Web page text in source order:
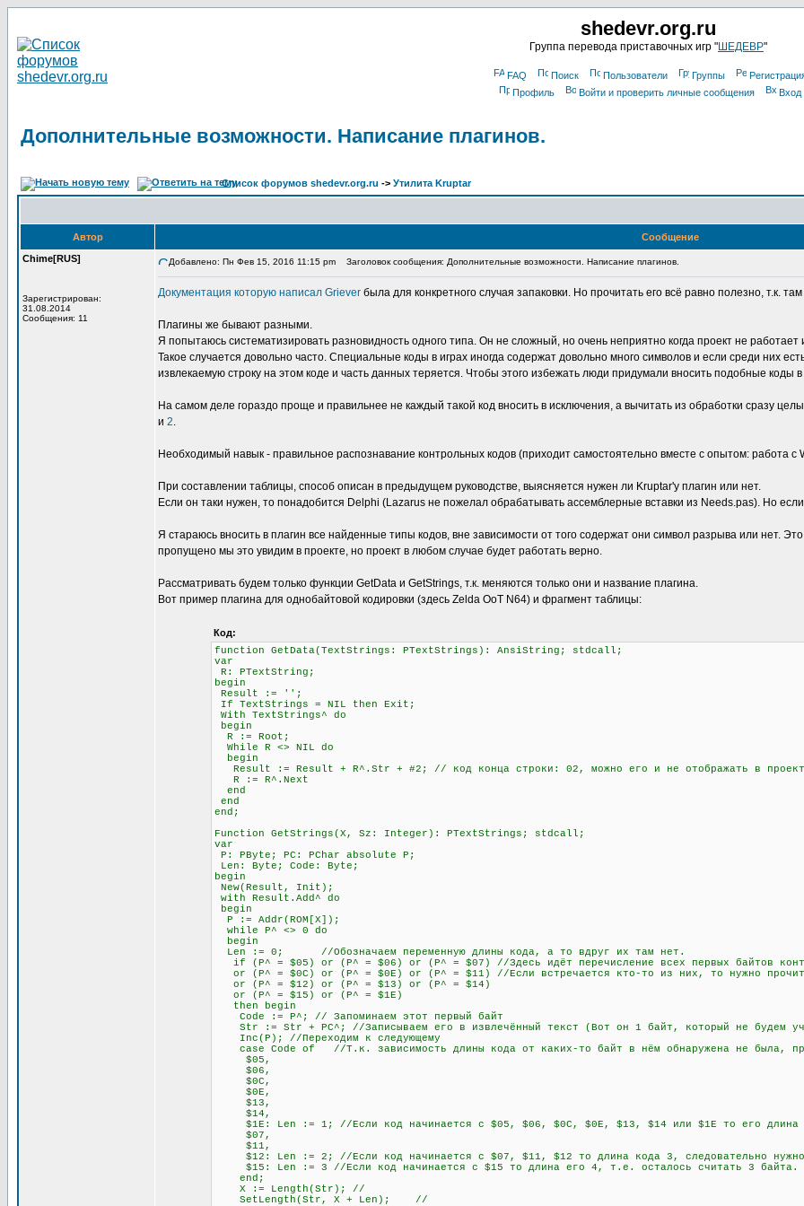
shedevr.org.ru
Группа перевода приставочных игр "ШЕДЕВР"
FAQ Поиск Пользователи Группы
Профиль
Войти и проверить личные сообщения Вход
Дополнительные возможности. Написание плагинов.
Список форумов shedevr.org.ru -> Утилита Kruptar
Автор
Сообщение
Chime[RUS]
Зарегистрирован:
31.08.2014
Сообщения: 11
Добавлено: Пн Фев 15, 2016 11:15 pm Заголовок сообщения: Дополнительные возможности. Написание плагинов.
Документация которую написал Griever была для конкретного случая запаковки. Но прочитать его всё равно полезно, т.к.
Плагины же бывают разными.
Я попытаюсь систематизировать разновидность одного типа. Он не сложный, но очень неприятно когда проект не
Такое случается довольно часто. Специальные коды в играх иногда содержат довольно много символов и если среди них
извлекаемую строку на этом коде и часть данных теряется. Чтобы этого избежать люди придумали вносить подобные коды
На самом деле гораздо проще и правильнее не каждый такой код вносить в исключения, а вычитать из обработки сразу
и 2.
Необходимый навык - правильное распознавание контрольных кодов (приходит самостоятельно вместе с опытом: работа
При составлении таблицы, способ описан в предыдущем руководстве, выясняется нужен ли Kruptar'у плагин или нет.
Если он таки нужен, то понадобится Delphi (Lazarus не пожелал обрабатывать ассемблерные вставки из Needs.pas). Но
Я стараюсь вносить в плагин все найденные типы кодов, вне зависимости от того содержат они символ разрыва или нет.
пропущено мы это увидим в проекте, но проект в любом случае будет работать верно.
Рассматривать будем только функции GetData и GetStrings, т.к. меняются только они и название плагина.
Вот пример плагина для однобайтовой кодировки (здесь Zelda OoT N64) и фрагмент таблицы:
Код:
function GetData(TextStrings: PTextStrings): AnsiString; stdcall;
var
R: PTextString;
begin
Result := '';
If TextStrings = NIL then Exit;
With TextStrings^ do
begin
R := Root;
While R <> NIL do
begin
Result := Result + R^.Str + #2; // код конца строки: 02, можно его и не отображать в
R := R^.Next
end
end
end;
Function GetStrings(X, Sz: Integer): PTextStrings; stdcall;
var
P: PByte; PC: PChar absolute P;
Len: Byte; Code: Byte;
begin
New(Result, Init);
with Result.Add^ do
begin
P := Addr(ROM[X]);
while P^ <> 0 do
begin
Len := 0; //Обозначаем переменную длины кода, а то вдруг их там нет.
if (P^ = $05) or (P^ = $06) or (P^ = $07) //Здесь идёт перечисление всех первых байтов
or (P^ = $0C) or (P^ = $0E) or (P^ = $11) //Если встречается кто-то из них, то нужно
or (P^ = $12) or (P^ = $13) or (P^ = $14)
or (P^ = $15) or (P^ = $1E)
then begin
Code := P^; // Запоминаем этот первый байт
Str := Str + PC^; //Записываем его в извлечённый текст (Вот он 1 байт, который не будем
Inc(P); //Переходим к следующему
case Code of //Т.к. зависимость длины кода от каких-то байт в нём обнаружена не была,
$05,
$06,
$0C,
$0E,
$13,
$14,
$1E: Len := 1; //Если код начинается с $05, $06, $0C, $0E, $13, $14 или $1E то его длина 2
$07,
$11,
$12: Len := 2; //Если код начинается с $07, $11, $12 то длина кода 3, следовательно нужно
$15: Len := 3 //Если код начинается с $15 то длина его 4, т.е. осталось считать 3 байта.
end;
X := Length(Str); //
SetLength(Str, X + Len); //